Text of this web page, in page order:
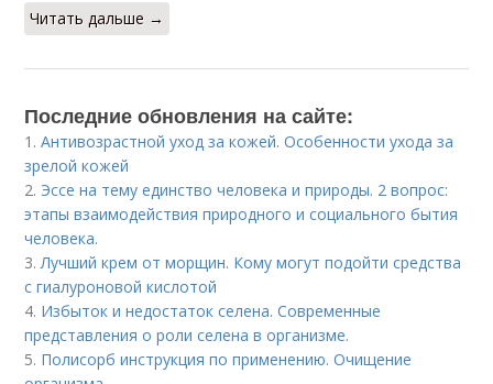
Читать дальше →
Последние обновления на сайте:
1.Антивозрастной уход за кожей. Особенности ухода за
зрелой кожей
2. Эссе на тему единство человека и природы. 2 вопрос:
этапы взаимодействия природного и социального бытия
человека.
3.Лучший крем от морщин. Кому могут подойти средства
с гиалуроновой кислотой
4. Избыток и недостаток селена. Современные
представления о роли селена в организме.
5. Полисорб инструкция по применению. Очищение